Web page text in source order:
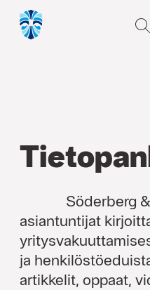
Kaikki kategoriat
Söderberg
asiantuntijat
ja
artikkelit, oppaat,